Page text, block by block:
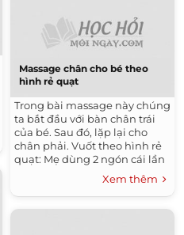
Massage chân cho bé theo
hình rẻ quạt
Trong bài massage này chúng
ta bắt đầu với bàn chân trái
của bé. Sau đó, lặp lại cho
chân phải. Vuốt theo hình rẻ
quạt: Mẹ dùng 2 ngón cái lần
lượt vuốt dọc gan bàn chân
của bé, từ gót lên...
Xem thêm